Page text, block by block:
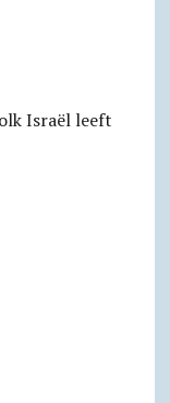
Israël leeft